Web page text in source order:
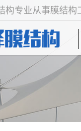
构专业从事膜结构